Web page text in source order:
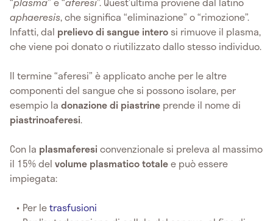
aphaeresis, che significa “eliminazione” o “rimozione”.
Infatti, dal prelievo di sangue intero si rimuove il plasma,
che viene poi donato o riutilizzato dallo stesso individuo.
Il termine “aferesi” è applicato anche per le altre
componenti del sangue che si possono isolare, per
esempio la donazione di piastrine prende il nome di
piastrinoaferesi.
Con la plasmaferesiconvenzionale si preleva al massimo
il 15% del volume plasmatico totalee può essere
impiegata:
Per letrasfusioni